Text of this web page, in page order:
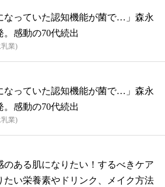
なっていた認知機能が菌で…」森永
。感動の70代続出
乳業)
なっていた認知機能が菌で…」森永
。感動の70代続出
乳業)
のある肌になりたい！するべきケア
たい栄養素やドリンク、メイク方法